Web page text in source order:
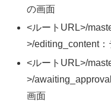
の画面
<ルートURL>/
>/editing_content
<ルートURL>/
>/
画面